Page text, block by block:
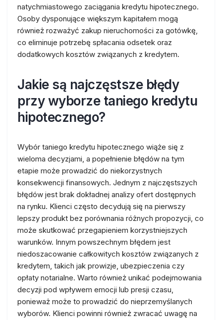
natychmiastowego zaciągania kredytu hipotecznego.
Osoby dysponujące większym kapitałem mogą
również rozważyć zakup nieruchomości za gotówkę,
co eliminuje potrzebę spłacania odsetek oraz
dodatkowych kosztów związanych z kredytem.
Jakie są najczęstsze błędy
przy wyborze taniego kredytu
hipotecznego?
Wybór taniego kredytu hipotecznego wiąże się z
wieloma decyzjami, a popełnienie błędów na tym
etapie może prowadzić do niekorzystnych
konsekwencji finansowych. Jednym z najczęstszych
błędów jest brak dokładnej analizy ofert dostępnych
na rynku. Klienci często decydują się na pierwszy
lepszy produkt bez porównania różnych propozycji, co
może skutkować przegapieniem korzystniejszych
warunków. Innym powszechnym błędem jest
niedoszacowanie całkowitych kosztów związanych z
kredytem, takich jak prowizje, ubezpieczenia czy
opłaty notarialne. Warto również unikać podejmowania
decyzji pod wpływem emocji lub presji czasu,
ponieważ może to prowadzić do nieprzemyślanych
wyborów. Klienci powinni również zwracać uwagę na